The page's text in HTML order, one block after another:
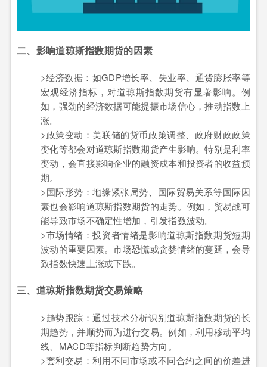
二、影响道琼斯指数期货的因素
>经济数据：如GDP增长率、失业率、通货膨胀率等
宏观经济指标，对道琼斯指数期货有显著影响。例
如，强劲的经济数据可能提振市场信心，推动指数上
涨。
>政策变动：美联储的货币政策调整、政府财政政策
变化等都会对道琼斯指数期货产生影响。特别是利率
变动，会直接影响企业的融资成本和投资者的收益预
期。
>国际形势：地缘紧张局势、国际贸易关系等国际因
素也会影响道琼斯指数期货的走势。例如，贸易战可
能导致市场不确定性增加，引发指数波动。
>市场情绪：投资者情绪是影响道琼斯指数期货短期
波动的重要因素。市场恐慌或贪婪情绪的蔓延，会导
致指数快速上涨或下跌。
三、道琼斯指数期货交易策略
>趋势跟踪：通过技术分析识别道琼斯指数期货的长
期趋势，并顺势而为进行交易。例如，利用移动平均
线、MACD等指标判断趋势方向。
>套利交易：利用不同市场或不同合约之间的价差进